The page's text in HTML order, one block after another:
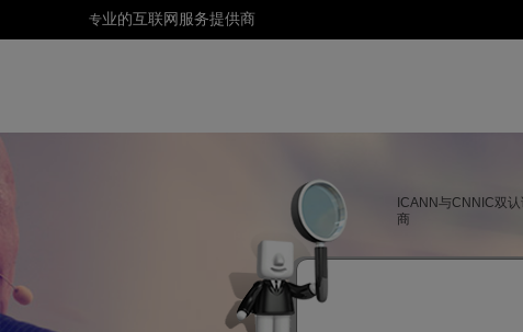
专业的互联网服务提供商
ICANN与CNNIC双
商